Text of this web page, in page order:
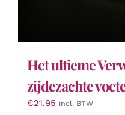
Het ultieme
zijdezachte
€21,95 incl. BTW